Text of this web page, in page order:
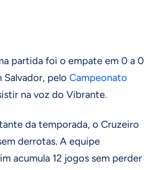
partida foi o empate em 0 a 0
pelo Campeonato
na voz do Vibrante.
da temporada, o Cruzeiro
derrotas. A equipe
acumula 12 jogos sem perder